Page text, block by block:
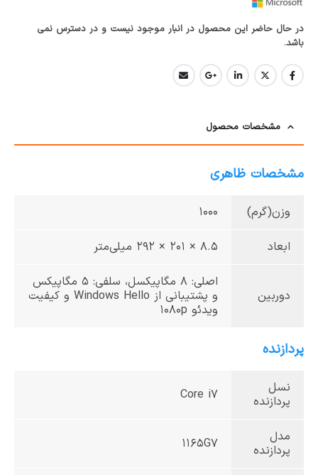
در حال حاضر این محصول در انبار موجود نیست و در دسترس نمی
باشد.
مشخصات محصول
مشخصات ظاهری
وزن(گرم) 1000
ابعاد 8.5 × 201 × 292 میلی‌متر
دوربین
اصلی: 8 مگاپیکسل، سلفی: 5 مگاپیکس
و پشتیبانی از Windows Hello و کیفیت
ویدئو 1080p
پردازنده
نسل
پردازنده
Core i7
مدل
پردازنده
1165G7